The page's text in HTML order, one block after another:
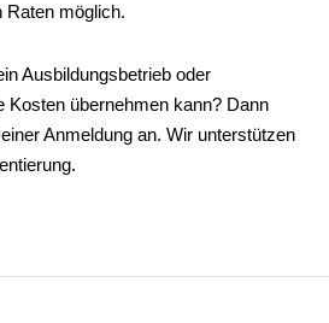
Raten möglich.
Ausbildungsbetrieb oder
Kosten übernehmen kann? Dann
Anmeldung an. Wir unterstützen